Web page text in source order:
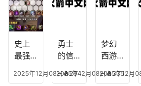
生肖
世界
备任
史上
最强
2025年12月08日 294
勇士
的信
物技
2025年12月08日 335
梦幻
西游
炼丹
2025年12月